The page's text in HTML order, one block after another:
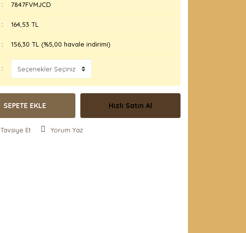
7847FVMJCD
164,53 TL
156,30 TL (%5,00 havale indirimi)
SEPETE EKLE Hızlı Satın Al
Tavsiye Et Yorum Yaz